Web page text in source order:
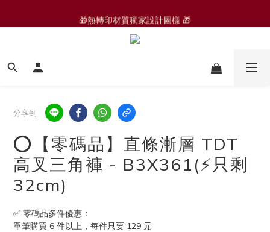
🆕 運動褲/家居褲
🎁熱轉印材質獨家設計圖樣 🎁
🟩零碼品🟩
分享到
⭕️【零碼品】直條漸層 TDT
高叉三角褲 - B3X361(⚡️只剩
32cm)
✅ 零碼品多件優惠：
單筆購買 6 件以上，每件只要 129 元